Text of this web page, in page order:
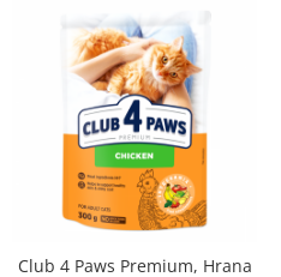
Club 4 Paws Premium, Hrana